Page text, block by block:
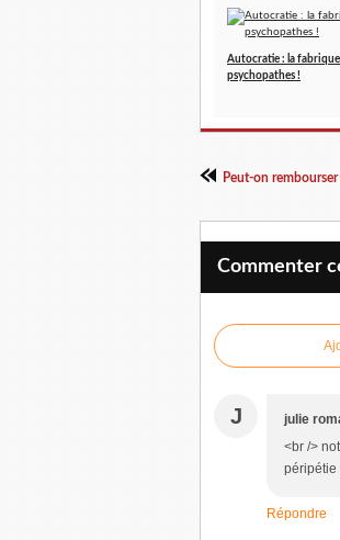
Autocratie : la fabrique
psychopathes !
Peut-on
Commenter
J julie
<br />
péripétie
Répondre